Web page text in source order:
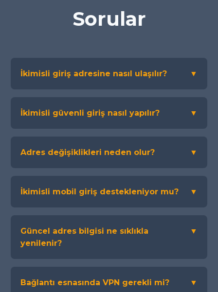
Sorular
İkimisli giriş adresine nasıl ulaşılır? ▼
İkimisli güvenli giriş nasıl yapılır? ▼
Adres değişiklikleri neden olur? ▼
İkimisli mobil giriş destekleniyor mu? ▼
Güncel adres bilgisi ne sıklıkla
yenilenir?
▼
Bağlantı esnasında VPN gerekli mi? ▼